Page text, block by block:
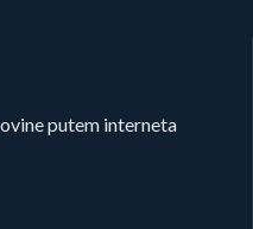
putem interneta